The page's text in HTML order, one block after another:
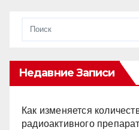
Недавние Записи
Как изменяется
радиоактивного